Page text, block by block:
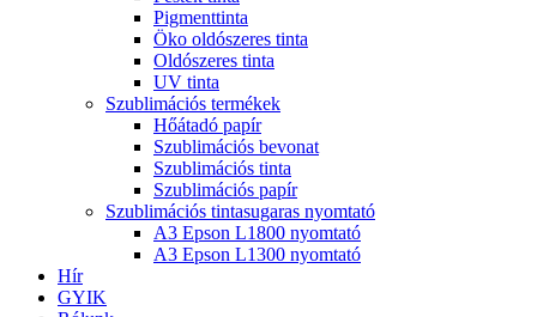
Pigmenttinta
Öko oldószeres tinta
Oldószeres tinta
UV tinta
Szublimációs termékek
Hőátadó papír
Szublimációs bevonat
Szublimációs tinta
Szublimációs papír
Szublimációs tintasugaras nyomtató
A3 Epson L1800 nyomtató
A3 Epson L1300 nyomtató
Hír
GYIK